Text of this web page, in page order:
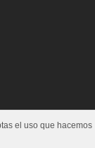
el uso que hacemos